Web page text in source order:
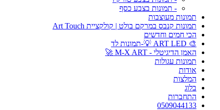
- תמונות בצבע כסף
תמונות מעוצבות
תמונות קנבס במרקם בולט | קולקציית Art Touch
הכי חמים וחדשים
🎨 ART LED 💡-תמונות לד
האמן הדיגיטלי - M-X ART 🚀
תמונות עגולות
אודות
המלצות
בלוג
התחברות
0509044133